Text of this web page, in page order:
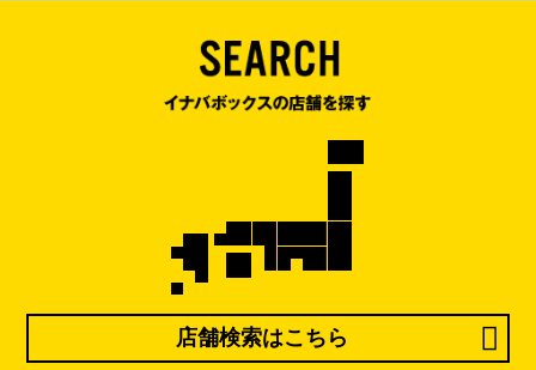
店舗検索はこちら